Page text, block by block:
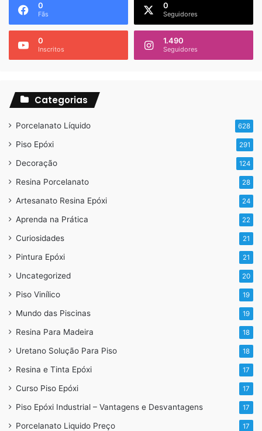
Em suma para informações:
Curso de porcelanato liquido, Piso 3D e Piso
industrial
Aplicação de porcelanato liquido, Piso 3D e Pintura
epóxi em todo o Brasil
Venda de resinas para base e acabamento
Whatsapp: 11 96717-8685 ou no link abaixo
https://api.whatsapp.com/send?
1=pt_BR&phone=5511967178685
Veja também:
0
Fãs
0
Seguidores
0
Inscritos
1.490
Seguidores
Categorias
Porcelanato Líquido 628
Piso Epóxi 291
Decoração 124
Resina Porcelanato 28
Artesanato Resina Epóxi 24
Aprenda na Prática 22
Curiosidades 21
Pintura Epóxi 21
Uncategorized 20
Piso Vinílico 19
Mundo das Piscinas 19
Resina Para Madeira 18
Uretano Solução Para Piso 18
Resina e Tinta Epóxi 17
Curso Piso Epóxi 17
Piso Epóxi Industrial – Vantagens e Desvantagens 17
Porcelanato Liquido Preço 17